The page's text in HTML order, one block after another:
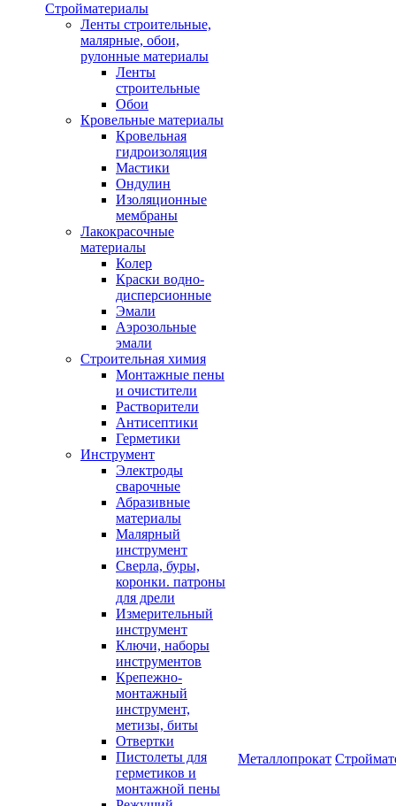
Стройматериалы
Ленты строительные,
малярные, обои,
рулонные материалы
Ленты
строительные
Обои
Кровельные материалы
Кровельная
гидроизоляция
Мастики
Ондулин
Изоляционные
мембраны
Лакокрасочные
материалы
Колер
Краски водно-
дисперсионные
Эмали
Аэрозольные
эмали
Строительная химия
Монтажные пены
и очистители
Растворители
Антисептики
Герметики
Инструмент
Электроды
сварочные
Абразивные
материалы
Малярный
инструмент
Сверла, буры,
коронки. патроны
для дрели
Измерительный
инструмент
Ключи, наборы
инструментов
Крепежно-
монтажный
инструмент,
метизы, биты
Отвертки
Пистолеты для
герметиков и
монтажной пены
Металлопрокат